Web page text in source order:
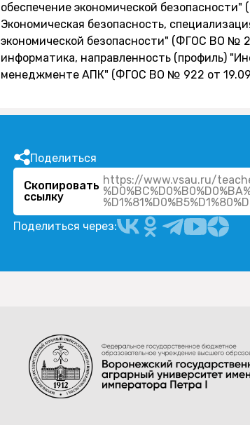
обеспечение экономической
Экономическая безопасность,
экономической безопасности" (ФГОС ВО №
информатика, направленность (профиль)
менеджменте АПК" (ФГОС ВО № 922 от
Поделиться
Скопировать
ссылку
https://www.vsau.ru/teacher/
Поделиться через: